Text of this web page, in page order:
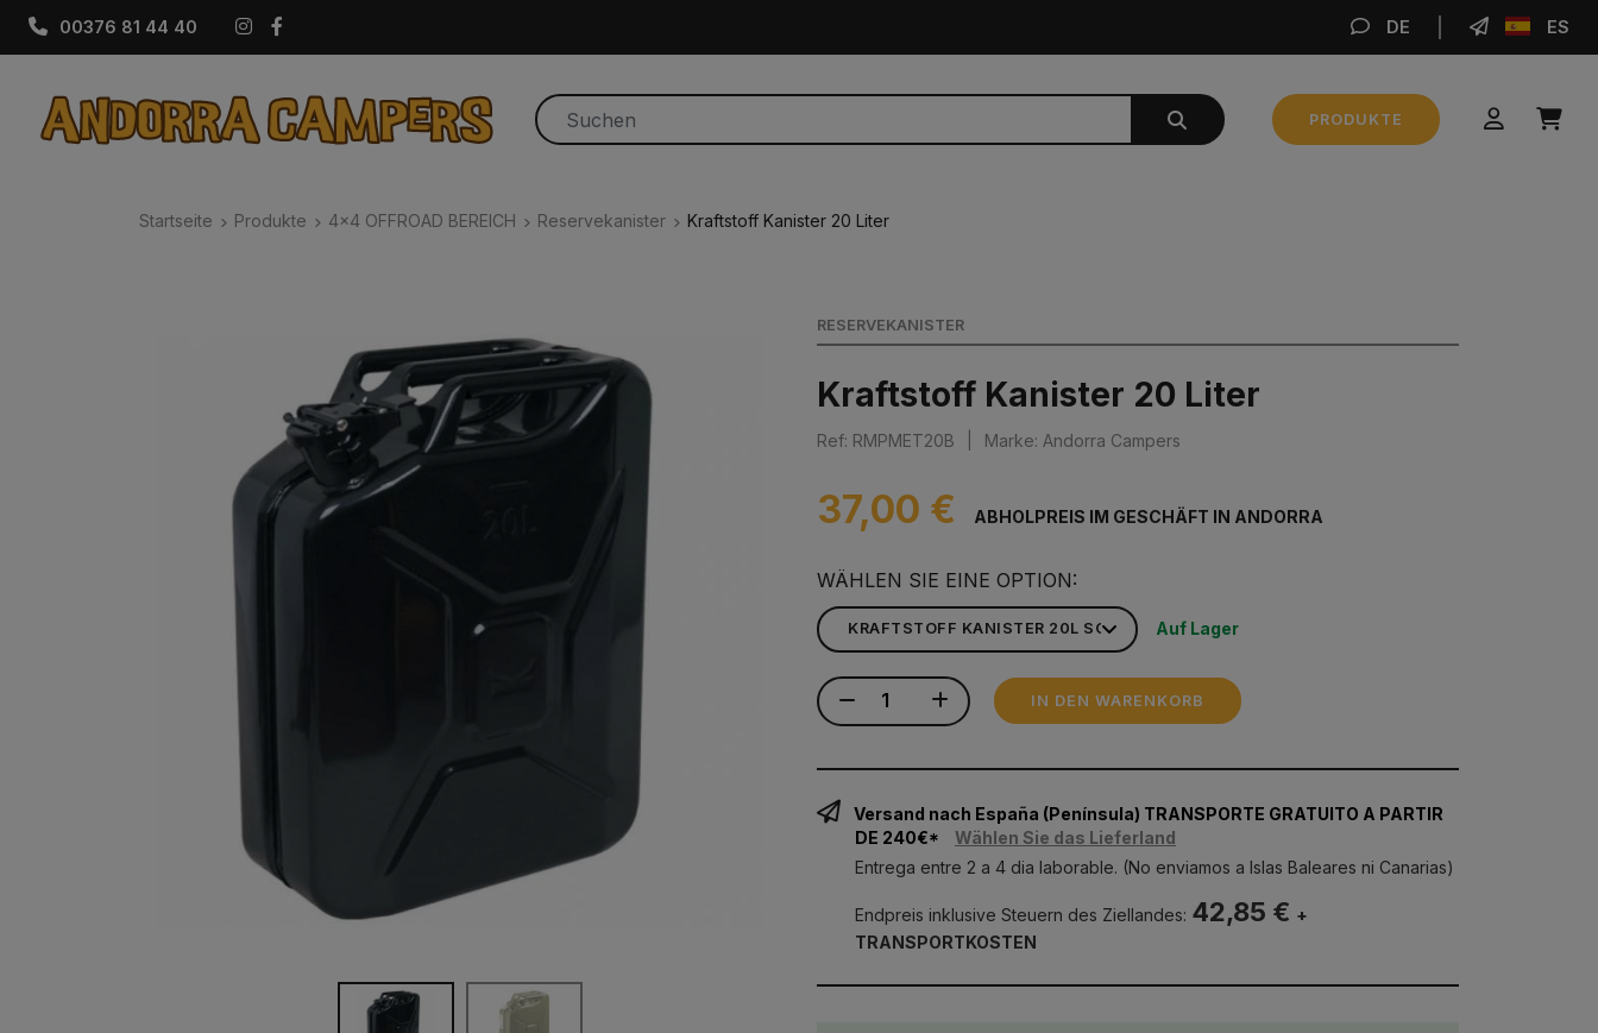
00376 81 44 40 Instagram DE ES
PRODUKTE
Startseite Produkte 4x4 OFFROAD BEREICH Reservekanister Kraftstoff Kanister 20 Liter
RESERVEKANISTER
Kraftstoff Kanister 20 Liter
Ref: RMPMET20B Marke: Andorra Campers
37,00 € ABHOLPREIS IM GESCHÄFT IN ANDORRA
WÄHLEN SIE EINE OPTION:
Auf Lager
IN DEN WARENKORB
Versand nach España (Península) TRANSPORTE GRATUITO A PARTIR
DE 240€*
Wählen Sie das Lieferland
Entrega entre 2 a 4 dia laborable. (No enviamos a Islas Baleares ni Canarias)
Endpreis inklusive Steuern des Ziellandes: 42,85 € +
TRANSPORTKOSTEN